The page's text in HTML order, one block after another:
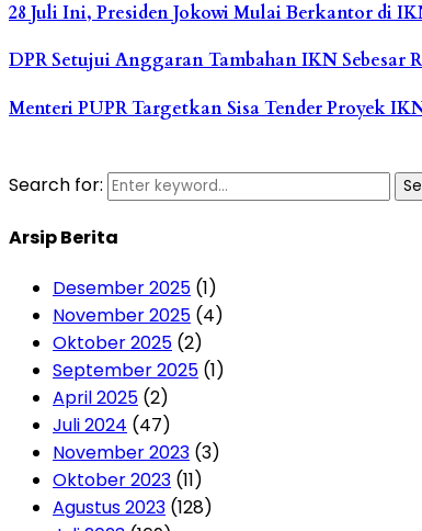
28 Juli Ini, Presiden Jokowi Mulai Berkantor di
DPR Setujui Anggaran Tambahan IKN Sebesar
Menteri PUPR Targetkan Sisa Tender Proyek
Search for:
Arsip Berita
Desember 2025 (1)
November 2025 (4)
Oktober 2025 (2)
September 2025 (1)
April 2025 (2)
Juli 2024 (47)
November 2023 (3)
Oktober 2023 (11)
Agustus 2023 (128)